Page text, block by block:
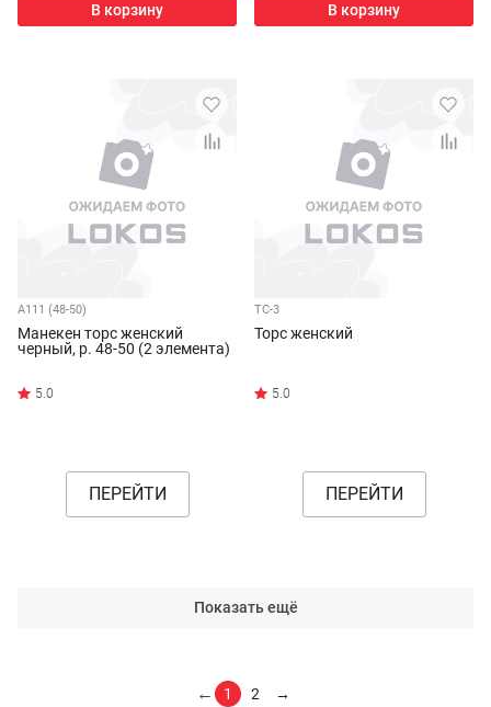
В корзину В корзину
А111 (48-50)
Манекен торс женский
черный, р. 48-50 (2 элемента)
ПЕРЕЙТИ
ТС-3
Торс женский
ПЕРЕЙТИ
Показать ещё
← 1 2 →